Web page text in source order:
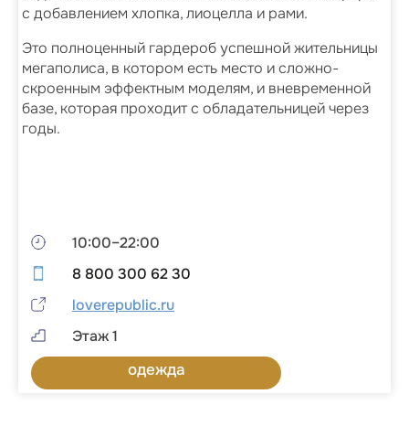
с добавлением хлопка, лиоцелла и рами.
Это полноценный гардероб успешной жительницы
мегаполиса, в котором есть место и сложно-
скроенным эффектным моделям, и вневременной
базе, которая проходит с обладательницей через
годы.
10:00–22:00
8 800 300 62 30
loverepublic.ru
Этаж 1
одежда